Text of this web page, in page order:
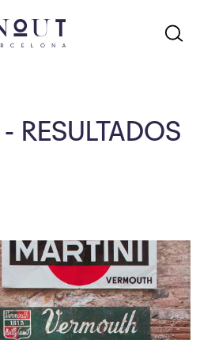
RESULTADOS